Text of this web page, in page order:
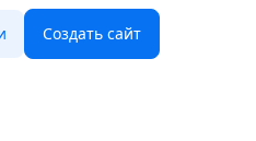
Создать сайт